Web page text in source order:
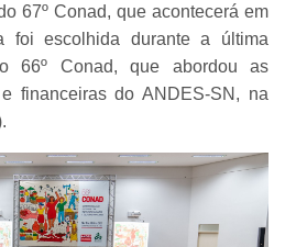
67º Conad, que acontecerá em
foi escolhida durante a última
66º Conad, que abordou as
financeiras do ANDES-SN, na